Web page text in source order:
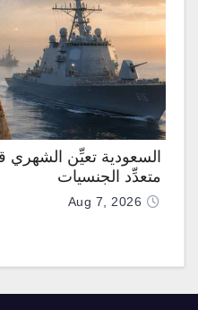
السعودية تعيِّن الشهري
متعدِّد الجنسيات
Aug 7, 2026